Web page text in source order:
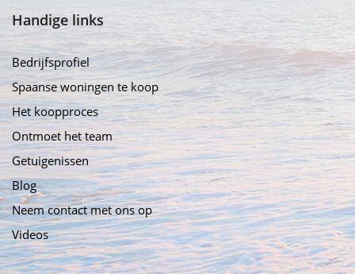
Handige links
Bedrijfsprofiel
Spaanse woningen te koop
Het koopproces
Ontmoet het team
Getuigenissen
Blog
Neem contact met ons op
Videos